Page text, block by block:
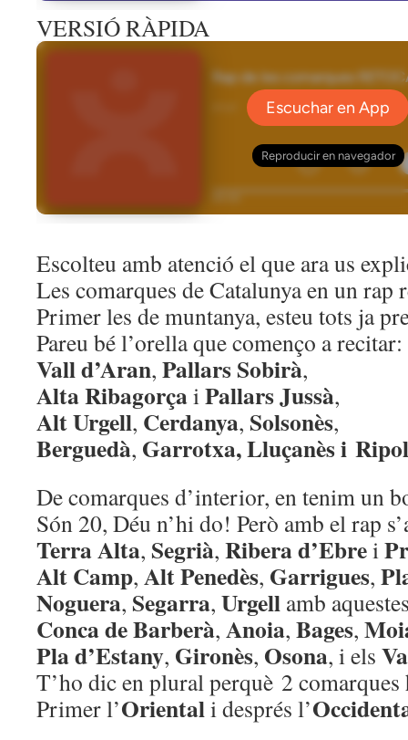
VERSIÓ RÀPIDA
Escolteu amb atenció el que ara us
Les comarques de Catalunya en un rap
Primer les de muntanya, esteu tots ja
Pareu bé l’orella que començo a recitar:
Vall d’Aran, Pallars Sobirà,
Alta RibagorçaiPallars Jussà,
Alt Urgell, Cerdanya, Solsonès,
Berguedà, Garrotxa, Lluçanès i
De comarques d’interior, en tenim un
Són 20, Déu n’hi do! Però amb el rap
Terra Alta, Segrià, Ribera d’Ebrei
Alt Camp, Alt Penedès, Garrigues,
Noguera, Segarra, Urgell amb
Conca de Barberà, Anoia, Bages,
Pla d’Estany, Gironès, Osona, i els
T’ho dic en plural perquè 2 comarques
Primer l’Orientali després l’